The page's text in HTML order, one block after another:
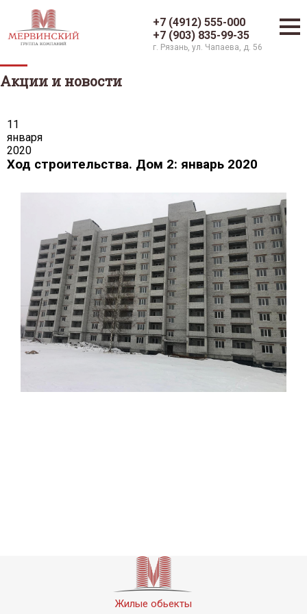
+7 (4912) 555-000
+7 (903) 835-99-35
г. Рязань, ул. Чапаева, д. 56
Акции и новости
11
января
2020
Ход строительства. Дом 2: январь 2020
Жилые обьекты